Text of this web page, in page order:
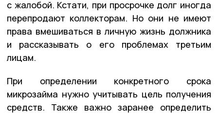
с жалобой. Кстати, при просрочке долг иногда
перепродают коллекторам. Но они не имеют
права вмешиваться в личную жизнь должника
и рассказывать о его проблемах третьим
лицам.
При определении конкретного срока
микрозайма нужно учитывать цель получения
средств. Также важно заранее определить